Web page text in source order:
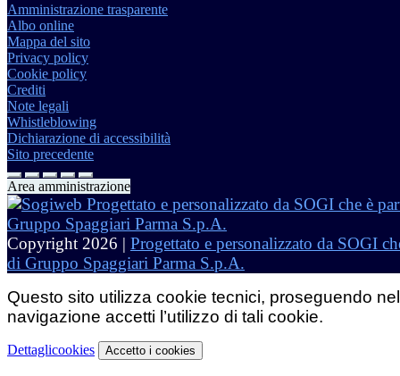
Amministrazione trasparente
Albo online
Mappa del sito
Privacy policy
Cookie policy
Crediti
Note legali
Whistleblowing
Dichiarazione di accessibilità
Sito precedente
Area amministrazione
Copyright 2026 | Progettato e personalizzato da SOGI
di Gruppo Spaggiari Parma S.p.A.
Questo sito utilizza cookie tecnici, proseguendo
navigazione accetti l’utilizzo di tali cookie.
Dettaglicookies Accetto i cookies